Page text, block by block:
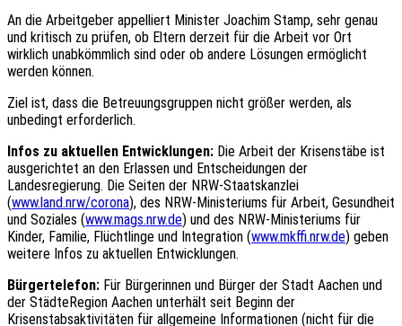
An die Arbeitgeber appelliert Minister Joachim Stamp, sehr genau
und kritisch zu prüfen, ob Eltern derzeit für die Arbeit vor Ort
wirklich unabkömmlich sind oder ob andere Lösungen ermöglicht
werden können.
Ziel ist, dass die Betreuungsgruppen nicht größer werden, als
unbedingt erforderlich.
Infos zu aktuellen Entwicklungen: Die Arbeit der Krisenstäbe ist
ausgerichtet an den Erlassen und Entscheidungen der
Landesregierung. Die Seiten der NRW-Staatskanzlei
(www.land.nrw/corona), des NRW-Ministeriums für Arbeit, Gesundheit
und Soziales (www.mags.nrw.de) und des NRW-Ministeriums für
Kinder, Familie, Flüchtlinge und Integration (www.mkffi.nrw.de) geben
weitere Infos zu aktuellen Entwicklungen.
Bürgertelefon: Für Bürgerinnen und Bürger der Stadt Aachen und
der StädteRegion Aachen unterhält seit Beginn der
Krisenstabsaktivitäten für allgemeine Informationen (nicht für die